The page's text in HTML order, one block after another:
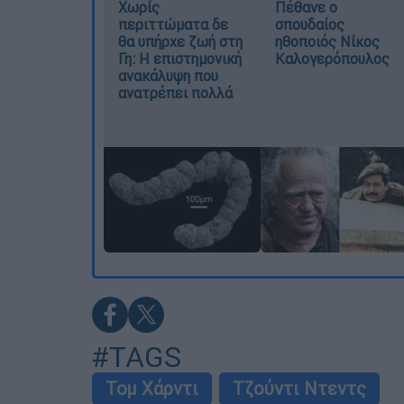
Χωρίς
περιττώματα δε
θα υπήρχε ζωή στη
Γη: Η επιστημονική
ανακάλυψη που
ανατρέπει πολλά
Πέθανε ο
σπουδαίος
ηθοποιός Νίκος
Καλογερόπουλος
#TAGS
Τομ Χάρντι Τζούντι Ντεντς